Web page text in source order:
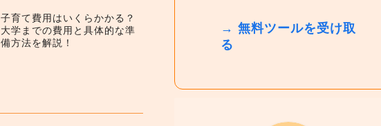
子育て費用はいくらかかる？
大学までの費用と具体的な準
備方法を解説！
→ 無料ツールを受け取
る